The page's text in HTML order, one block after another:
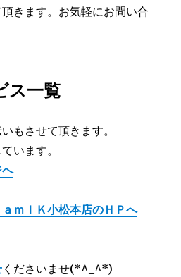
きます。お気軽にお問い合
ス一覧
もさせて頂きます。
います。
へ
ｍｌＫ小松本店のＨＰへ
くださいませ(*^_^*)